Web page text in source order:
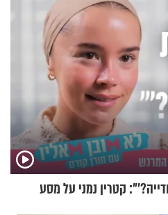
קטרין נמני על מסע